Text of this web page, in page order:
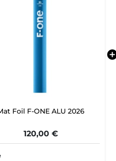
Foil F-ONE ALU 2026
120,00 €